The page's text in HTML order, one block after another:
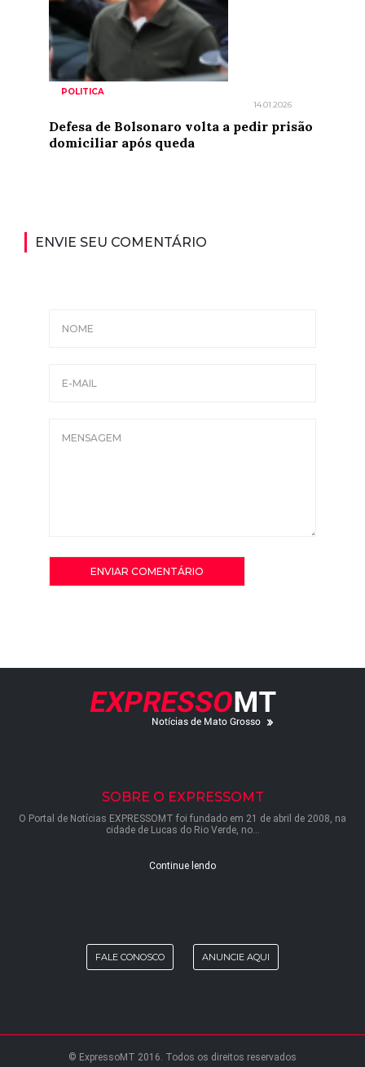
POLITICA
14.01.2026
Defesa de Bolsonaro volta a pedir prisão
domiciliar após queda
ENVIE SEU COMENTÁRIO
SOBRE O EXPRESSOMT
O Portal de Notícias EXPRESSOMT foi fundado em 21 de abril de 2008, na
cidade de Lucas do Rio Verde, no...
Continue lendo
FALE CONOSCO ANUNCIE AQUI
© ExpressoMT 2016. Todos os direitos reservados